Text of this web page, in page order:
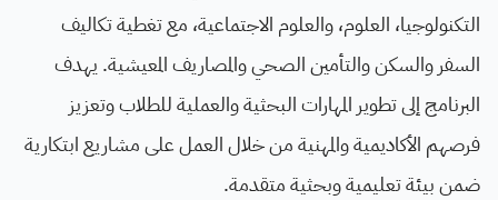
التكنولوجيا، العلوم، والعلوم الاجتماعية، مع تغطية تكاليف
السفر والسكن والتأمين الصحي والمصاريف المعيشية. يهدف
البرنامج إلى تطوير المهارات البحثية والعملية للطلاب وتعزيز
فرصهم الأكاديمية والمهنية من خلال العمل على مشاريع ابتكارية
ضمن بيئة تعليمية وبحثية متقدمة.